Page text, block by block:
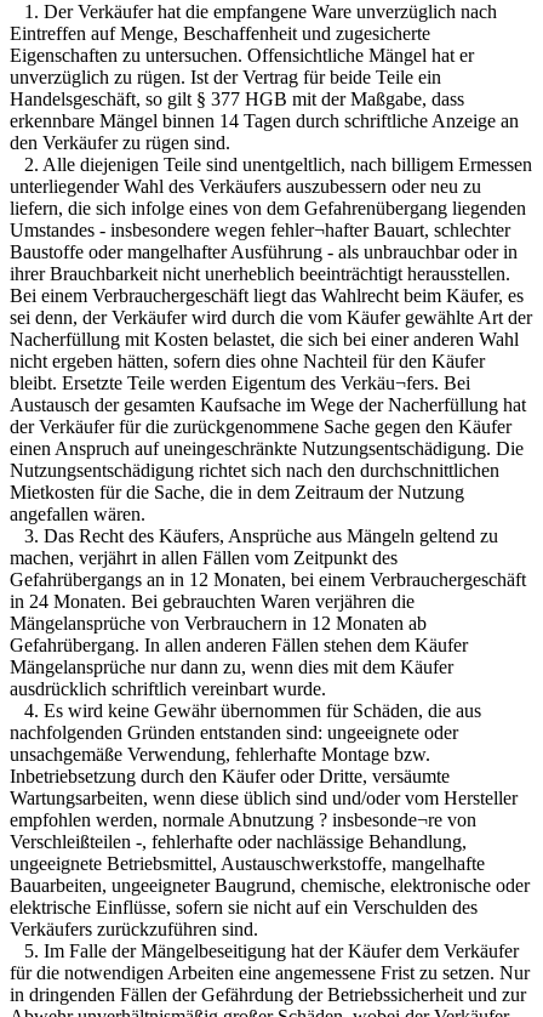
1. Der Verkäufer hat die empfangene Ware unverzüglich nach
Eintreffen auf Menge, Beschaffenheit und zugesicherte
Eigenschaften zu untersuchen. Offensichtliche Mängel hat er
unverzüglich zu rügen. Ist der Vertrag für beide Teile ein
Handelsgeschäft, so gilt § 377 HGB mit der Maßgabe, dass
erkennbare Mängel binnen 14 Tagen durch schriftliche Anzeige an
den Verkäufer zu rügen sind.
2. Alle diejenigen Teile sind unentgeltlich, nach billigem Ermessen
unterliegender Wahl des Verkäufers auszubessern oder neu zu
liefern, die sich infolge eines von dem Gefahrenübergang liegenden
Umstandes - insbesondere wegen fehler¬hafter Bauart, schlechter
Baustoffe oder mangelhafter Ausführung - als unbrauchbar oder in
ihrer Brauchbarkeit nicht unerheblich beeinträchtigt herausstellen.
Bei einem Verbrauchergeschäft liegt das Wahlrecht beim Käufer, es
sei denn, der Verkäufer wird durch die vom Käufer gewählte Art der
Nacherfüllung mit Kosten belastet, die sich bei einer anderen Wahl
nicht ergeben hätten, sofern dies ohne Nachteil für den Käufer
bleibt. Ersetzte Teile werden Eigentum des Verkäu¬fers. Bei
Austausch der gesamten Kaufsache im Wege der Nacherfüllung hat
der Verkäufer für die zurückgenommene Sache gegen den Käufer
einen Anspruch auf uneingeschränkte Nutzungsentschädigung. Die
Nutzungsentschädigung richtet sich nach den durchschnittlichen
Mietkosten für die Sache, die in dem Zeitraum der Nutzung
angefallen wären.
3. Das Recht des Käufers, Ansprüche aus Mängeln geltend zu
machen, verjährt in allen Fällen vom Zeitpunkt des
Gefahrübergangs an in 12 Monaten, bei einem Verbrauchergeschäft
in 24 Monaten. Bei gebrauchten Waren verjähren die
Mängelansprüche von Verbrauchern in 12 Monaten ab
Gefahrübergang. In allen anderen Fällen stehen dem Käufer
Mängelansprüche nur dann zu, wenn dies mit dem Käufer
ausdrücklich schriftlich vereinbart wurde.
4. Es wird keine Gewähr übernommen für Schäden, die aus
nachfolgenden Gründen entstanden sind: ungeeignete oder
unsachgemäße Verwendung, fehlerhafte Montage bzw.
Inbetriebsetzung durch den Käufer oder Dritte, versäumte
Wartungsarbeiten, wenn diese üblich sind und/oder vom Hersteller
empfohlen werden, normale Abnutzung ? insbesonde¬re von
Verschleißteilen -, fehlerhafte oder nachlässige Behandlung,
ungeeignete Betriebsmittel, Austauschwerkstoffe, mangelhafte
Bauarbeiten, ungeeigneter Baugrund, chemische, elektronische oder
elektrische Einflüsse, sofern sie nicht auf ein Verschulden des
Verkäufers zurückzuführen sind.
5. Im Falle der Mängelbeseitigung hat der Käufer dem Verkäufer
für die notwendigen Arbeiten eine angemessene Frist zu setzen. Nur
in dringenden Fällen der Gefährdung der Betriebssicherheit und zur